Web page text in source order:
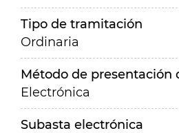
Tipo de tramitación
Ordinaria
Método de presentación
Electrónica
Subasta electrónica